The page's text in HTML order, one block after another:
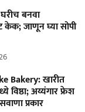
बनवा
जाणून घ्या सोपी
Bakery: खारीत
विष्ठा; अय्यंगार फ्रेश
प्रकार